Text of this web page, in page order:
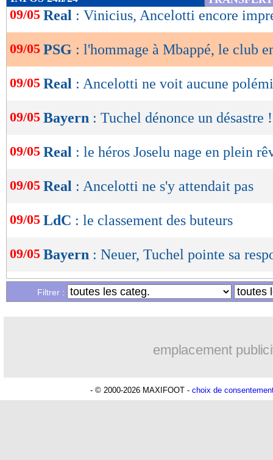
de
OK
09/05 Real : Vinicius, Ancelotti encore
09/05 PSG : l'hommage à Mbappé, le club
09/05 Real : Ancelotti ne voit aucune
09/05 Bayern : Tuchel dénonce un désastre !
09/05 Real : le héros Joselu nage en plein
09/05 Real : Ancelotti ne s'y attendait pas
09/05 LdC : le classement des buteurs
09/05 Bayern : Neuer, Tuchel pointe sa
Liste des brèves du mer. 8 mai 2024
Filtrer :
emplacement
- © 2000-2026 MAXIFOOT - choix de